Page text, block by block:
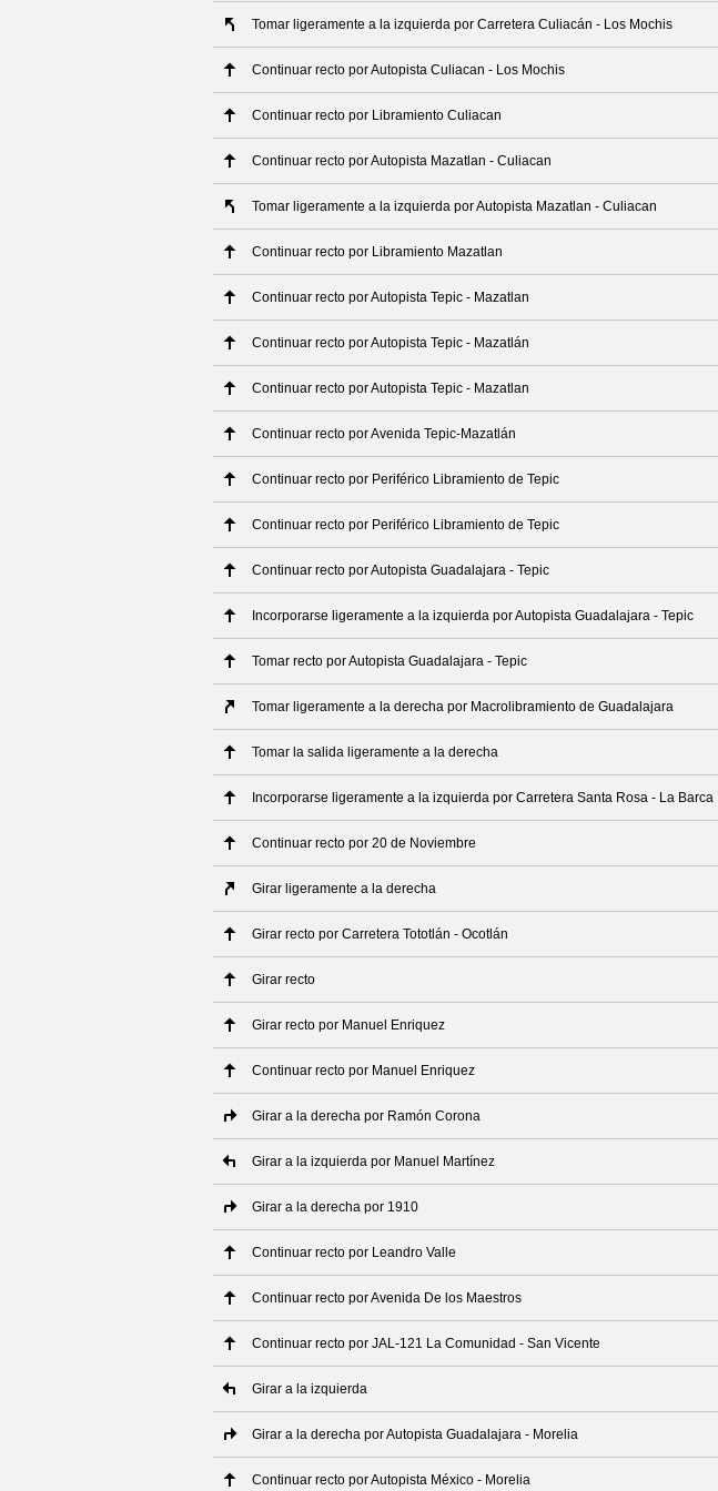
Tomar ligeramente a la izquierda por Carretera Culiacán - Los Mochis
Continuar recto por Autopista Culiacan - Los Mochis
Continuar recto por Libramiento Culiacan
Continuar recto por Autopista Mazatlan - Culiacan
Tomar ligeramente a la izquierda por Autopista Mazatlan - Culiacan
Continuar recto por Libramiento Mazatlan
Continuar recto por Autopista Tepic - Mazatlan
Continuar recto por Autopista Tepic - Mazatlán
Continuar recto por Autopista Tepic - Mazatlan
Continuar recto por Avenida Tepic-Mazatlán
Continuar recto por Periférico Libramiento de Tepic
Continuar recto por Periférico Libramiento de Tepic
Continuar recto por Autopista Guadalajara - Tepic
Incorporarse ligeramente a la izquierda por Autopista Guadalajara - Tepic
Tomar recto por Autopista Guadalajara - Tepic
Tomar ligeramente a la derecha por Macrolibramiento de Guadalajara
Tomar la salida ligeramente a la derecha
Incorporarse ligeramente a la izquierda por Carretera Santa Rosa - La Barca
Continuar recto por 20 de Noviembre
Girar ligeramente a la derecha
Girar recto por Carretera Tototlán - Ocotlán
Girar recto
Girar recto por Manuel Enriquez
Continuar recto por Manuel Enriquez
Girar a la derecha por Ramón Corona
Girar a la izquierda por Manuel Martínez
Girar a la derecha por 1910
Continuar recto por Leandro Valle
Continuar recto por Avenida De los Maestros
Continuar recto por JAL-121 La Comunidad - San Vicente
Girar a la izquierda
Girar a la derecha por Autopista Guadalajara - Morelia
Continuar recto por Autopista México - Morelia